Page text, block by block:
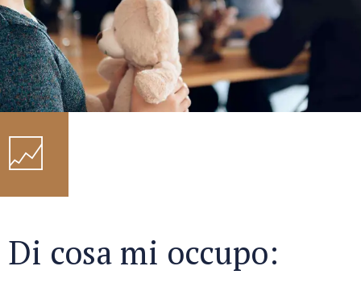
Di cosa mi occupo: